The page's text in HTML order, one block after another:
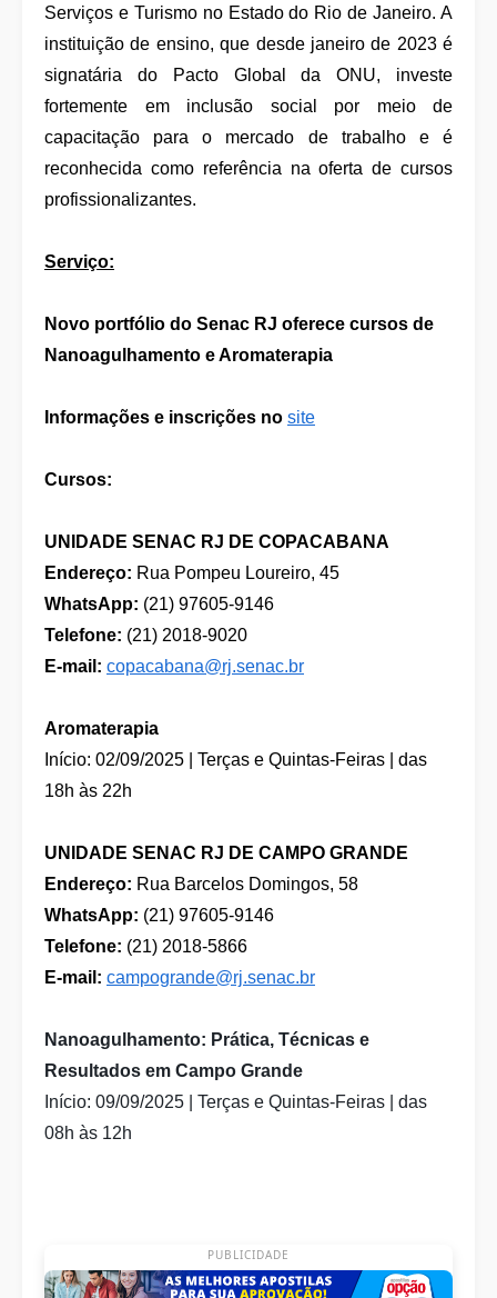
Serviços e Turismo no Estado do Rio de Janeiro. A
instituição de ensino, que desde janeiro de 2023 é
signatária do Pacto Global da ONU, investe
fortemente em inclusão social por meio de
capacitação para o mercado de trabalho e é
reconhecida como referência na oferta de cursos
profissionalizantes.
Serviço:
Novo portfólio do Senac RJ oferece cursos de
Nanoagulhamento e Aromaterapia
Informações e inscrições no site
Cursos:
UNIDADE SENAC RJ DE COPACABANA
Endereço: Rua Pompeu Loureiro, 45
WhatsApp: (21) 97605-9146
Telefone: (21) 2018-9020
E-mail: copacabana@rj.senac.br
Aromaterapia
Início: 02/09/2025 | Terças e Quintas-Feiras | das
18h às 22h
UNIDADE SENAC RJ DE CAMPO GRANDE
Endereço: Rua Barcelos Domingos, 58
WhatsApp: (21) 97605-9146
Telefone: (21) 2018-5866
E-mail: campogrande@rj.senac.br
Nanoagulhamento: Prática, Técnicas e
Resultados em Campo Grande
Início: 09/09/2025 | Terças e Quintas-Feiras | das
08h às 12h
PUBLICIDADE